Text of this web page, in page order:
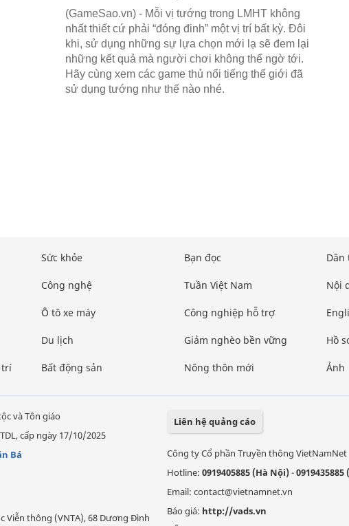
(GameSao.vn) - Mỗi vị tướng trong LMHT không
nhất thiết cứ phải “đóng đinh” một vị trí bất kỳ. Đôi
khi, sử dụng những sự lựa chọn mới lạ sẽ đem lại
những kết quả mà người chơi không thể ngờ tới.
Hãy cùng xem các game thủ nổi tiếng thế giới đã
sử dụng tướng như thế nào nhé.
trí
Sức khỏe
Công nghệ
Ô tô xe máy
Du lịch
Bất động sản
Bạn đọc
Tuần Việt Nam
Công nghiệp hỗ trợ
Giảm nghèo bền vững
Nông thôn mới
Dân
Nội
Hồ
Ảnh
và Tôn giáo
cấp ngày 17/10/2025
Bá
Viễn thông (VNTA), 68 Dương Đình
Liên hệ quảng cáo
Công ty Cổ phần Truyền thông VietNamNet
Hotline: 0919405885 (Hà Nội)-0919435885
Email: contact@vietnamnet.vn
Báo giá: http://vads.vn